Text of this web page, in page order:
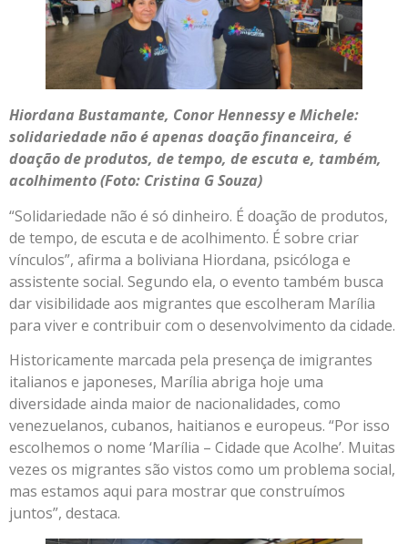
Hiordana Bustamante, Conor Hennessy e Michele:
solidariedade não é apenas doação financeira, é
doação de produtos, de tempo, de escuta e, também,
acolhimento (Foto: Cristina G Souza)
“Solidariedade não é só dinheiro. É doação de produtos,
de tempo, de escuta e de acolhimento. É sobre criar
vínculos”, afirma a boliviana Hiordana, psicóloga e
assistente social. Segundo ela, o evento também busca
dar visibilidade aos migrantes que escolheram Marília
para viver e contribuir com o desenvolvimento da cidade.
Historicamente marcada pela presença de imigrantes
italianos e japoneses, Marília abriga hoje uma
diversidade ainda maior de nacionalidades, como
venezuelanos, cubanos, haitianos e europeus. “Por isso
escolhemos o nome ‘Marília – Cidade que Acolhe’. Muitas
vezes os migrantes são vistos como um problema social,
mas estamos aqui para mostrar que construímos
juntos”, destaca.